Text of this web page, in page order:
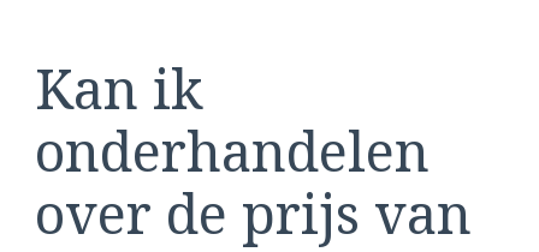
Kan ik
onderhandelen
over de prijs van